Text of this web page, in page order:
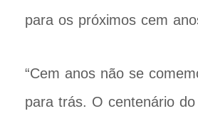
para os próximos cem
“Cem anos não se
para trás. O centenário